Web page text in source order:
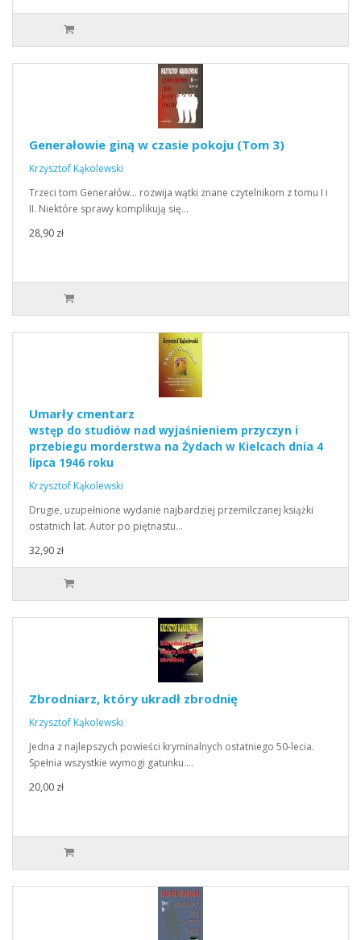
Generałowie giną w czasie pokoju (Tom 3)
Krzysztof Kąkolewski
Trzeci tom Generałów… rozwija wątki znane czytelnikom z tomu I i
II. Niektóre sprawy komplikują się…
28,90 zł
Umarły cmentarz
wstęp do studiów nad wyjaśnieniem przyczyn i
przebiegu morderstwa na Żydach w Kielcach dnia 4
lipca 1946 roku
Krzysztof Kąkolewski
Drugie, uzupełnione wydanie najbardziej przemilczanej książki
ostatnich lat. Autor po piętnastu…
32,90 zł
Zbrodniarz, który ukradł zbrodnię
Krzysztof Kąkolewski
Jedna z najlepszych powieści kryminalnych ostatniego 50-lecia.
Spełnia wszystkie wymogi gatunku.…
20,00 zł